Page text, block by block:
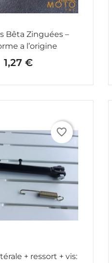
Bêta Zinguées –
a l’origine
Prix
1,27 €
favorite_border
+ ressort + vis: